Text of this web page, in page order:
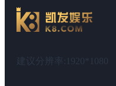
建议分辨率:1920*1080